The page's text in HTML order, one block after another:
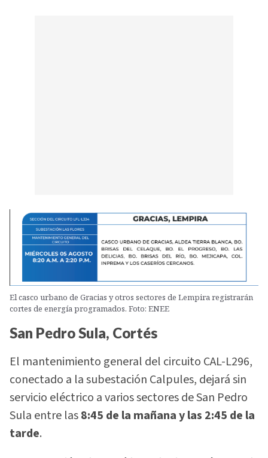
El casco urbano de Gracias y otros sectores de Lempira registrarán
cortes de energía programados. Foto: ENEE
San Pedro Sula, Cortés
El mantenimiento general del circuito CAL-L296,
conectado a la subestación Calpules, dejará sin
servicio eléctrico a varios sectores de San Pedro
Sula entre las8:45 de la mañana y las 2:45 de la
tarde.